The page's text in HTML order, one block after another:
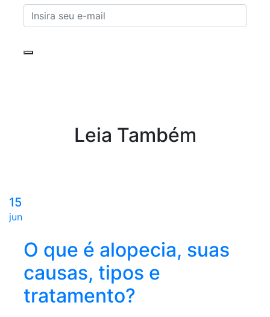
Leia Também
15
jun
O que é alopecia, suas
causas, tipos e
tratamento?